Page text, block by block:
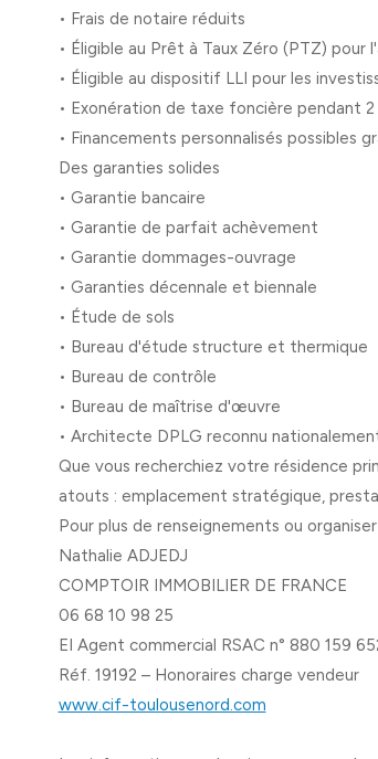
• Frais de notaire réduits
• Éligible au Prêt à Taux Zéro (PTZ) pour
• Éligible au dispositif LLI pour les
• Exonération de taxe foncière pendant
• Financements personnalisés possibles
Des garanties solides
• Garantie bancaire
• Garantie de parfait achèvement
• Garantie dommages-ouvrage
• Garanties décennale et biennale
• Étude de sols
• Bureau d'étude structure et thermique
• Bureau de contrôle
• Bureau de maîtrise d'œuvre
• Architecte DPLG reconnu
Que vous recherchiez votre résidence
atouts : emplacement stratégique,
Pour plus de renseignements ou
Nathalie ADJEDJ
COMPTOIR IMMOBILIER DE FRANCE
06 68 10 98 25
EI Agent commercial RSAC n° 880 159
Réf. 19192 – Honoraires charge vendeur
www.cif-toulousenord.com